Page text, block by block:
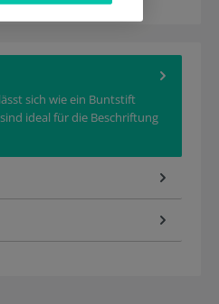
sich wie ein Buntstift
ideal für die Beschriftung